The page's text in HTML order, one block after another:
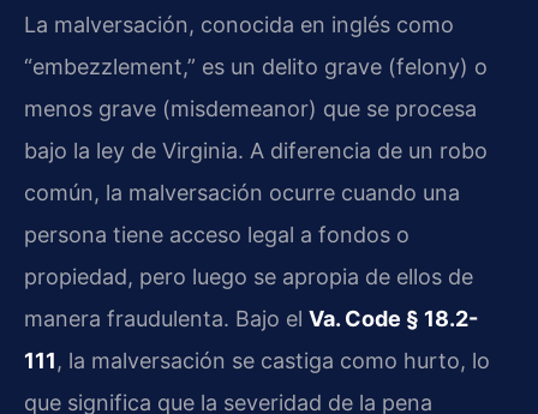
La malversación, conocida en inglés como
“embezzlement,” es un delito grave (felony) o
menos grave (misdemeanor) que se procesa
bajo la ley de Virginia. A diferencia de un robo
común, la malversación ocurre cuando una
persona tiene acceso legal a fondos o
propiedad, pero luego se apropia de ellos de
manera fraudulenta. Bajo el Va. Code § 18.2-
111, la malversación se castiga como hurto, lo
que significa que la severidad de la pena